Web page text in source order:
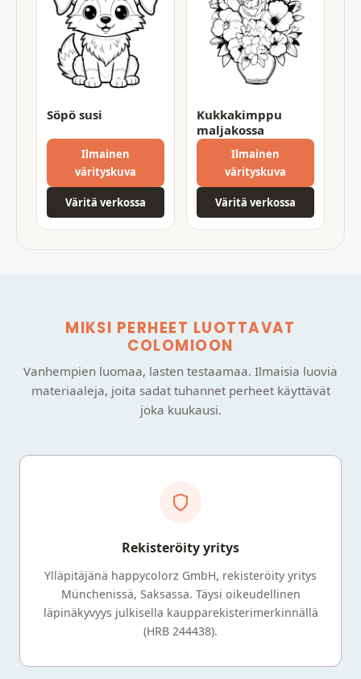
Söpö susi
Ilmainen
värityskuva
Väritä verkossa
Kukkakimppu
maljakossa
Ilmainen
värityskuva
Väritä verkossa
MIKSI PERHEET LUOTTAVAT
COLOMIOON
Vanhempien luomaa, lasten testaamaa. Ilmaisia luovia
materiaaleja, joita sadat tuhannet perheet käyttävät
joka kuukausi.
Rekisteröity yritys
Ylläpitäjänä happycolorz GmbH, rekisteröity yritys
Münchenissä, Saksassa. Täysi oikeudellinen
läpinäkyvyys julkisella kaupparekisterimerkinnällä
(HRB 244438).